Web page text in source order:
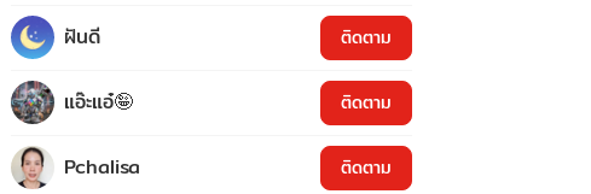
ฝันดี ติดตาม
แอ๊ะแอ๋🤪 ติดตาม
Pchalisa ติดตาม